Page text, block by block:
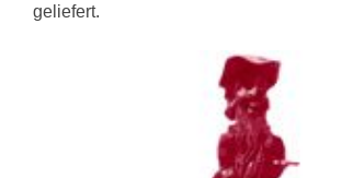
geliefert.